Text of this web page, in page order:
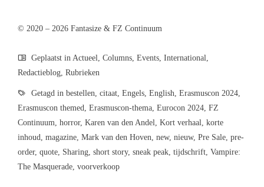
© 2020 – 2026 Fantasize & FZ Continuum
Geplaatst in Actueel, Columns, Events, International,
Redactieblog, Rubrieken
Getagd in bestellen, citaat, Engels, English, Erasmuscon 2024,
Erasmuscon themed, Erasmuscon-thema, Eurocon 2024, FZ
Continuum, horror, Karen van den Andel, Kort verhaal, korte
inhoud, magazine, Mark van den Hoven, new, nieuw, Pre Sale, pre-
order, quote, Sharing, short story, sneak peak, tijdschrift, Vampire:
The Masquerade, voorverkoop